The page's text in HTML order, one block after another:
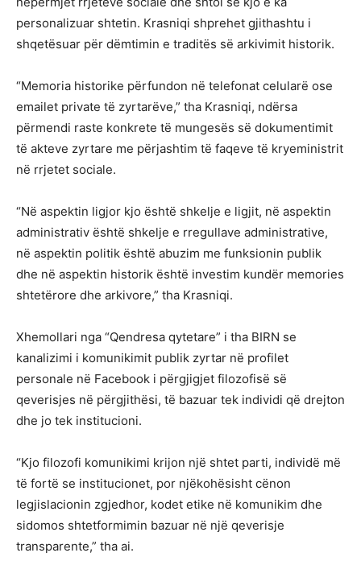
personalizuar shtetin. Krasniqi shprehet gjithashtu i
shqetësuar për dëmtimin e traditës së arkivimit historik.
“Memoria historike përfundon në telefonat celularë ose
emailet private të zyrtarëve,” tha Krasniqi, ndërsa
përmendi raste konkrete të mungesës së dokumentimit
të akteve zyrtare me përjashtim të faqeve të kryeministrit
në rrjetet sociale.
“Në aspektin ligjor kjo është shkelje e ligjit, në aspektin
administrativ është shkelje e rregullave administrative,
në aspektin politik është abuzim me funksionin publik
dhe në aspektin historik është investim kundër memories
shtetërore dhe arkivore,” tha Krasniqi.
Xhemollari nga “Qendresa qytetare” i tha BIRN se
kanalizimi i komunikimit publik zyrtar në profilet
personale në Facebook i përgjigjet filozofisë së
qeverisjes në përgjithësi, të bazuar tek individi që drejton
dhe jo tek institucioni.
“Kjo filozofi komunikimi krijon një shtet parti, individë më
të fortë se institucionet, por njëkohësisht cënon
legjislacionin zgjedhor, kodet etike në komunikim dhe
sidomos shtetformimin bazuar në një qeverisje
transparente,” tha ai.